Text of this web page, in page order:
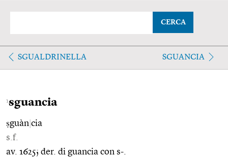
CERCA
SGUALDRINELLA SGUANCIA
1sguancia
ṣguàn cia
s.f.
av. 1625; der. di guancia con s-.